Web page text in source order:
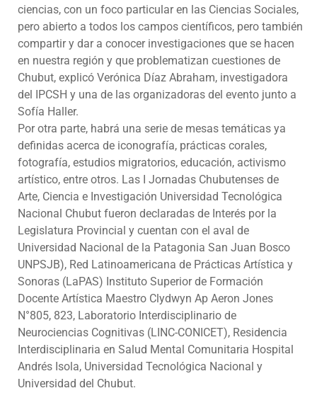
ciencias, con un foco particular en las Ciencias Sociales,
pero abierto a todos los campos científicos, pero también
compartir y dar a conocer investigaciones que se hacen
en nuestra región y que problematizan cuestiones de
Chubut, explicó Verónica Díaz Abraham, investigadora
del IPCSH y una de las organizadoras del evento junto a
Sofía Haller.
Por otra parte, habrá una serie de mesas temáticas ya
definidas acerca de iconografía, prácticas corales,
fotografía, estudios migratorios, educación, activismo
artístico, entre otros. Las I Jornadas Chubutenses de
Arte, Ciencia e Investigación Universidad Tecnológica
Nacional Chubut fueron declaradas de Interés por la
Legislatura Provincial y cuentan con el aval de
Universidad Nacional de la Patagonia San Juan Bosco
UNPSJB), Red Latinoamericana de Prácticas Artística y
Sonoras (LaPAS) Instituto Superior de Formación
Docente Artística Maestro Clydwyn Ap Aeron Jones
N°805, 823, Laboratorio Interdisciplinario de
Neurociencias Cognitivas (LINC-CONICET), Residencia
Interdisciplinaria en Salud Mental Comunitaria Hospital
Andrés Isola, Universidad Tecnológica Nacional y
Universidad del Chubut.